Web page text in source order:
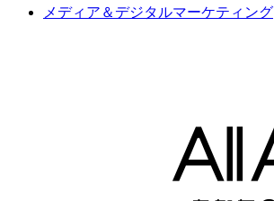
メディア＆デジタルマーケティング